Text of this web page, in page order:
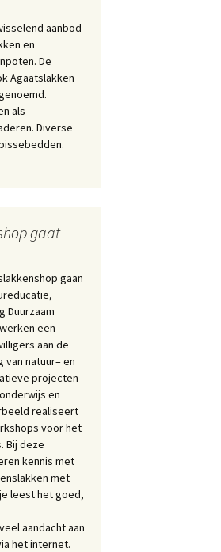
aanbod
en
De
Agaatslakken
als
Diverse
gaat
gaan
Duurzaam
een
aan de
natuur– en
projecten
en
realiseert
voor het
Bij deze
kennis met
met
leest het goed,
aandacht aan
het internet.